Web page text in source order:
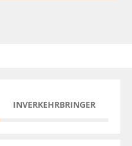
INVERKEHRBRINGER